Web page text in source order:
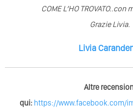
COME L’HO TROVATO..con
Grazie Livia.
Livia
Altre
qui: https://www.facebook.com/